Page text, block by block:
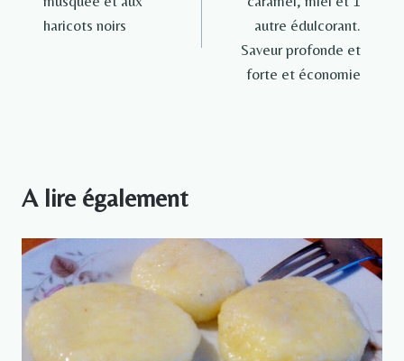
l’article
haricots noirs
autre édulcorant.
Saveur profonde et
forte et économie
A lire également